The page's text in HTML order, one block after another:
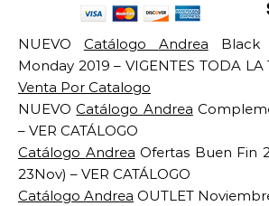
NUEVO Catálogo Andrea Black
Monday 2019 – VIGENTES TODA
Venta Por Catalogo
NUEVOCatálogo Andrea
– VER CATÁLOGO
Catálogo Andrea Ofertas Buen Fin
23Nov) – VER CATÁLOGO
Catálogo Andrea OUTLET